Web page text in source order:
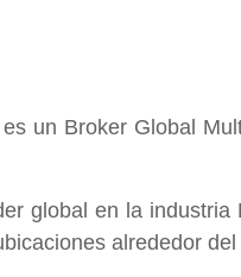
un Broker Global
global en la
alrededor del